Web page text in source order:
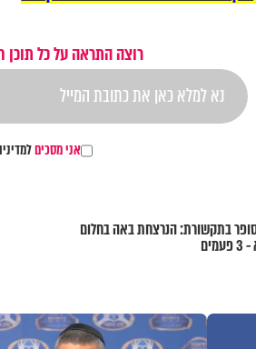
רוצה התראה על כל
אני מסכים
בתקשורת: הנרצחת באה בחלום